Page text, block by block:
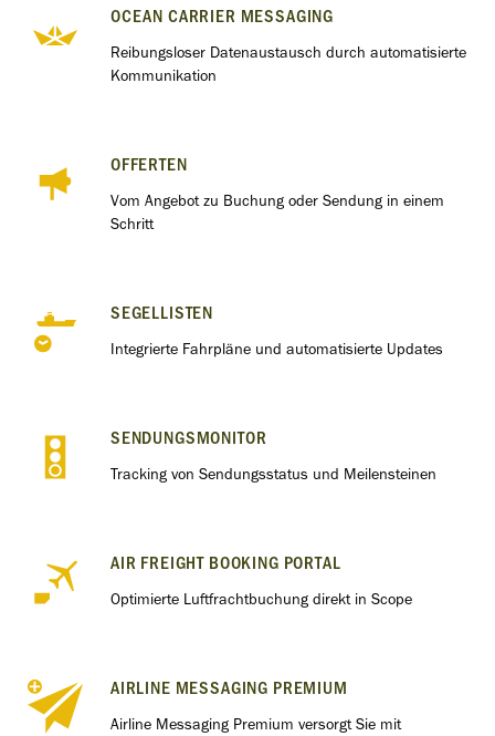
OCEAN CARRIER MESSAGING
Reibungsloser Datenaustausch durch automatisierte
Kommunikation
OFFERTEN
Vom Angebot zu Buchung oder Sendung in einem
Schritt
SEGELLISTEN
Integrierte Fahrpläne und automatisierte Updates
SENDUNGSMONITOR
Tracking von Sendungsstatus und Meilensteinen
AIR FREIGHT BOOKING PORTAL
Optimierte Luftfrachtbuchung direkt in Scope
AIRLINE MESSAGING PREMIUM
Airline Messaging Premium versorgt Sie mit